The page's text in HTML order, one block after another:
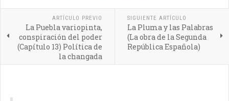
ARTÍCULO PREVIO
La Puebla variopinta,
conspiración del poder
(Capítulo 13) Política de
la changada
SIGUIENTE ARTÍCULO
La Pluma y las Palabras
(La obra de la Segunda
República Española)